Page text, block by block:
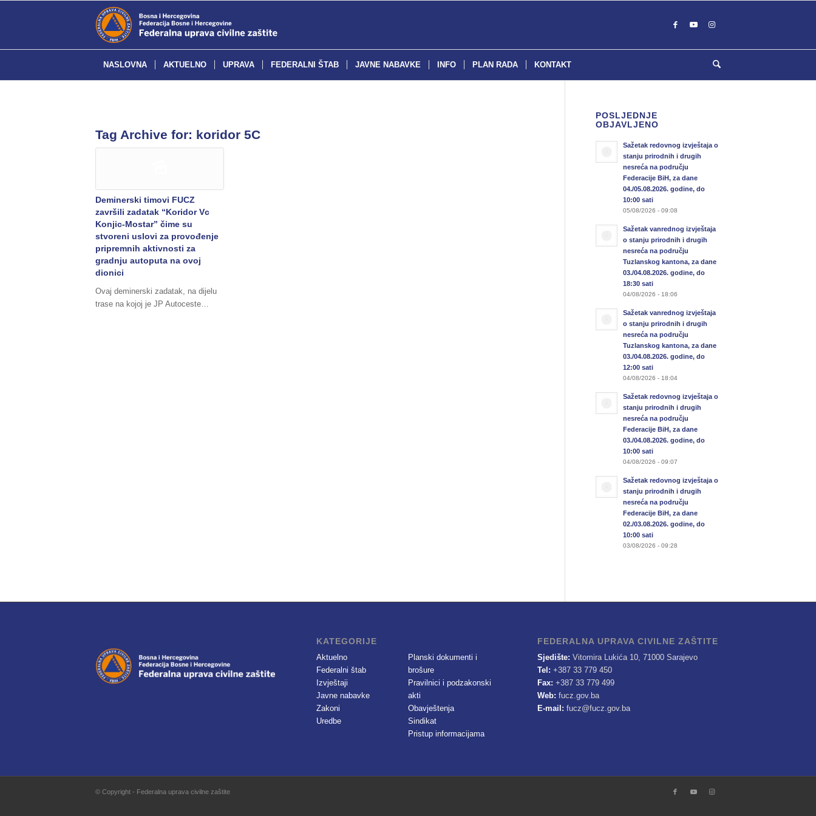
NASLOVNA AKTUELNO UPRAVA FEDERALNI ŠTAB JAVNE NABAVKE INFO PLAN RADA KONTAKT
Tag Archive for: koridor 5C
Deminerski timovi FUCZ
završili zadatak “Koridor Vc
Konjic-Mostar” čime su
stvoreni uslovi za provođenje
pripremnih aktivnosti za
gradnju autoputa na ovoj
dionici
Ovaj deminerski zadatak, na dijelu
trase na kojoj je JP Autoceste…
POSLJEDNJE
OBJAVLJENO
Sažetak redovnog izvještaja o
stanju prirodnih i drugih
nesreća na području
Federacije BiH, za dane
04./05.08.2026. godine, do
10:00 sati
05/08/2026 - 09:08
Sažetak vanrednog izvještaja
o stanju prirodnih i drugih
nesreća na području
Tuzlanskog kantona, za dane
03./04.08.2026. godine, do
18:30 sati
04/08/2026 - 18:06
Sažetak vanrednog izvještaja
o stanju prirodnih i drugih
nesreća na području
Tuzlanskog kantona, za dane
03./04.08.2026. godine, do
12:00 sati
04/08/2026 - 18:04
Sažetak redovnog izvještaja o
stanju prirodnih i drugih
nesreća na području
Federacije BiH, za dane
03./04.08.2026. godine, do
10:00 sati
04/08/2026 - 09:07
Sažetak redovnog izvještaja o
stanju prirodnih i drugih
nesreća na području
Federacije BiH, za dane
02./03.08.2026. godine, do
10:00 sati
03/08/2026 - 09:28
KATEGORIJE
Aktuelno
Federalni štab
Izvještaji
Javne nabavke
Zakoni
Uredbe
Planski dokumenti i
brošure
Pravilnici i podzakonski
akti
Obavještenja
Sindikat
Pristup informacijama
FEDERALNA UPRAVA CIVILNE ZAŠTITE
Sjedište: Vitomira Lukića 10, 71000 Sarajevo
Tel: +387 33 779 450
Fax: +387 33 779 499
Web: fucz.gov.ba
E-mail: fucz@fucz.gov.ba
© Copyright - Federalna uprava civilne zaštite